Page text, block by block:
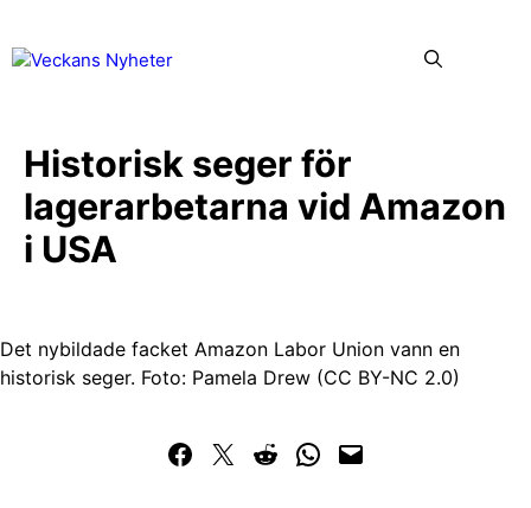
till
Historisk seger för
lagerarbetarna vid Amazon
i USA
Det nybildade facket Amazon Labor Union vann en
historisk seger. Foto: Pamela Drew (CC BY-NC 2.0)
Dela på Facebook
Dela på Twitter
Dela på RedditDela i WhatsApp
Maila en länk